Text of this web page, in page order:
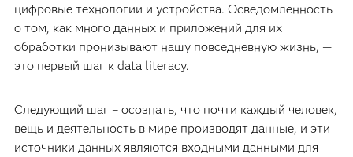
цифровые технологии и устройства. Осведомленность
о том, как много данных и приложений для их
обработки пронизывают нашу повседневную жизнь, —
это первый шаг к data literacy.
Следующий шаг – осознать, что почти каждый человек,
вещь и деятельность в мире производят данные, и эти
источники данных являются входными данными для